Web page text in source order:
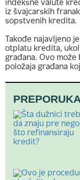
indeksne valute
iz švajcarskih
sopstvenih kredita.
Takođe najavljeno
otplatu kredita,
građana. Ovo
položaja građana
PREPORUKA